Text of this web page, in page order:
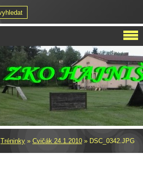
Tréninky » Cvičák 24.1.2010 » DSC_0342.JPG